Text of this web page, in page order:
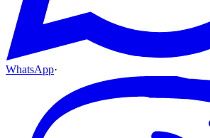
WhatsApp·